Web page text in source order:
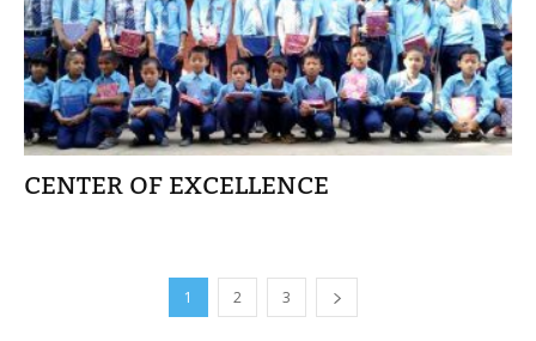
CENTER OF EXCELLENCE
1 2 3